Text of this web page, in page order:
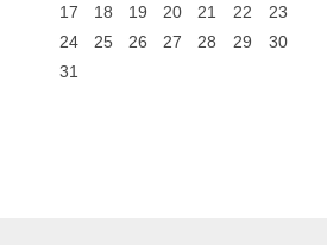
17
18 19 20 21 22
23
24
25 26 27 28 29
30
31